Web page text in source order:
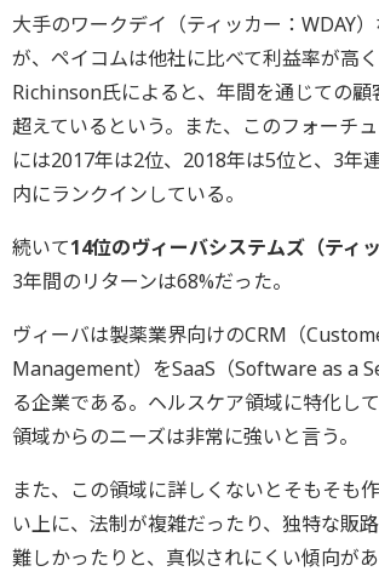
大手のワークデイ（ティッカー：WDAY
が、ペイコムは他社に比べて利益率が高
Richinson氏によると、年間を通じての顧
超えているという。また、このフォーチ
には2017年は2位、2018年は5位と、3年
内にランクインしている。
続いて14位のヴィーバシステムズ（ティッ
3年間のリターンは68%だった。
ヴィーバは製薬業界向けのCRM（
Management）をSaaS（Software as a
る企業である。ヘルスケア領域に特化し
領域からのニーズは非常に強いと言う。
また、この領域に詳しくないとそもそも
い上に、法制が複雑だったり、独特な販
難しかったりと、真似されにくい傾向が